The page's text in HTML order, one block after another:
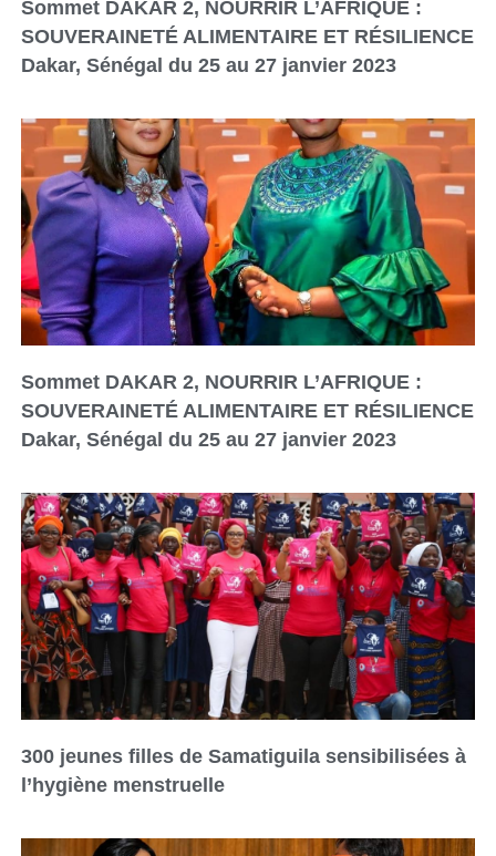
Sommet DAKAR 2, NOURRIR L’AFRIQUE :
SOUVERAINETÉ ALIMENTAIRE ET RÉSILIENCE
Dakar, Sénégal du 25 au 27 janvier 2023
Sommet DAKAR 2, NOURRIR L’AFRIQUE :
SOUVERAINETÉ ALIMENTAIRE ET RÉSILIENCE
Dakar, Sénégal du 25 au 27 janvier 2023
300 jeunes filles de Samatiguila sensibilisées à
l’hygiène menstruelle